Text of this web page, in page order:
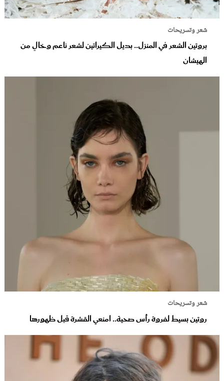
شعر وتسريحات
بروتين الشعر في المنزل.. بديل الكيراتين لشعر ناعم وخالٍ من
الهيشان
شعر وتسريحات
روتين بسيط لفروة رأس صحية.. امنعي القشرة قبل ظهورها